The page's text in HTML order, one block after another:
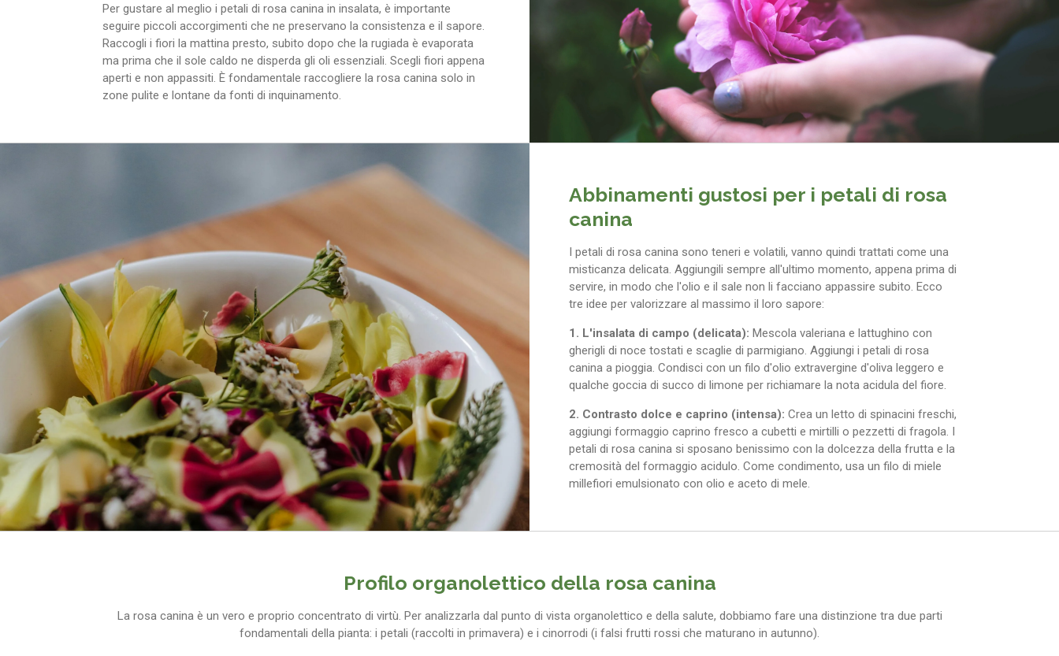
Per gustare al meglio i petali di rosa canina in insalata, è importante
seguire piccoli accorgimenti che ne preservano la consistenza e il sapore.
Raccogli i fiori la mattina presto, subito dopo che la rugiada è evaporata
ma prima che il sole caldo ne disperda gli oli essenziali. Scegli fiori appena
aperti e non appassiti. È fondamentale raccogliere la rosa canina solo in
zone pulite e lontane da fonti di inquinamento.
Abbinamenti gustosi per i petali di rosa
canina
I petali di rosa canina sono teneri e volatili, vanno quindi trattati come una
misticanza delicata. Aggiungili sempre all'ultimo momento, appena prima di
servire, in modo che l'olio e il sale non li facciano appassire subito. Ecco
tre idee per valorizzare al massimo il loro sapore:
1. L'insalata di campo (delicata): Mescola valeriana e lattughino con
gherigli di noce tostati e scaglie di parmigiano. Aggiungi i petali di rosa
canina a pioggia. Condisci con un filo d'olio extravergine d'oliva leggero e
qualche goccia di succo di limone per richiamare la nota acidula del fiore.
2. Contrasto dolce e caprino (intensa): Crea un letto di spinacini freschi,
aggiungi formaggio caprino fresco a cubetti e mirtilli o pezzetti di fragola. I
petali di rosa canina si sposano benissimo con la dolcezza della frutta e la
cremosità del formaggio acidulo. Come condimento, usa un filo di miele
millefiori emulsionato con olio e aceto di mele.
Profilo organolettico della rosa canina
La rosa canina è un vero e proprio concentrato di virtù. Per analizzarla dal punto di vista organolettico e della salute, dobbiamo fare una distinzione tra due parti
fondamentali della pianta: i petali (raccolti in primavera) e i cinorrodi (i falsi frutti rossi che maturano in autunno).